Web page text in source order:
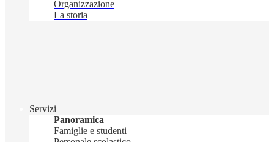
Organizzazione
La storia
Servizi
Panoramica
Famiglie e studenti